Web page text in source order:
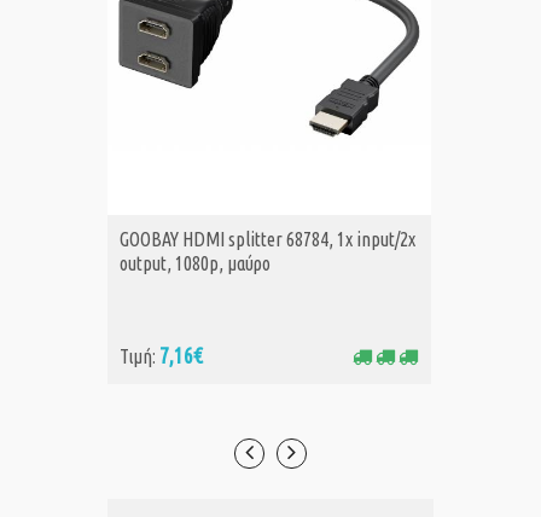
ΑΓΟΡΑ
GOOBAY HDMI splitter 68784, 1x input/2x
output, 1080p, μαύρο
Τιμή: 7,16€